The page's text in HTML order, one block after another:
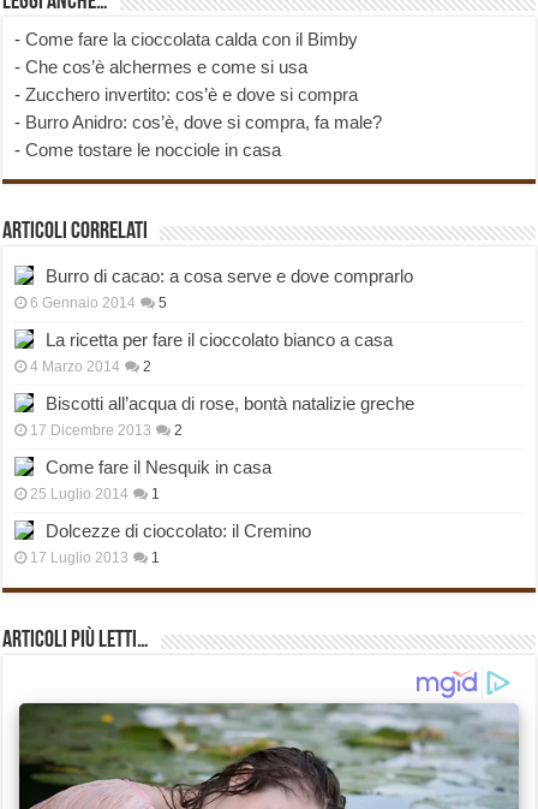
-Come fare la cioccolata calda con il Bimby
-Che cos’è alchermes e come si usa
-Zucchero invertito: cos’è e dove si compra
- Burro Anidro: cos’è, dove si compra, fa male?
-Come tostare le nocciole in casa
Articoli correlati
Burro di cacao: a cosa serve e dove comprarlo
6 Gennaio 2014 5
La ricetta per fare il cioccolato bianco a casa
4 Marzo 2014 2
Biscotti all’acqua di rose, bontà natalizie greche
17 Dicembre 2013 2
Come fare il Nesquik in casa
25 Luglio 2014 1
Dolcezze di cioccolato: il Cremino
17 Luglio 2013 1
Articoli più Letti…